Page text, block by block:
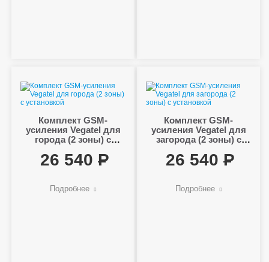
Комплект GSM-
усиления Vegatel для
города (2 зоны) с
26 540
Подробнее
Комплект GSM-
усиления Vegatel для
загорода (2 зоны) с
26 540
Подробнее